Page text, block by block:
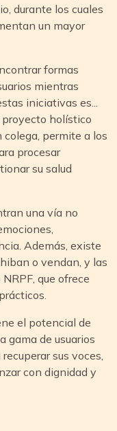
durante los cuales
un mayor
formas
mientras
iniciativas es...
proyecto holístico
permite a los
procesar
su salud
una vía no
Además, existe
o vendan, y las
que ofrece
el potencial de
gama de usuarios
sus voces,
con dignidad y